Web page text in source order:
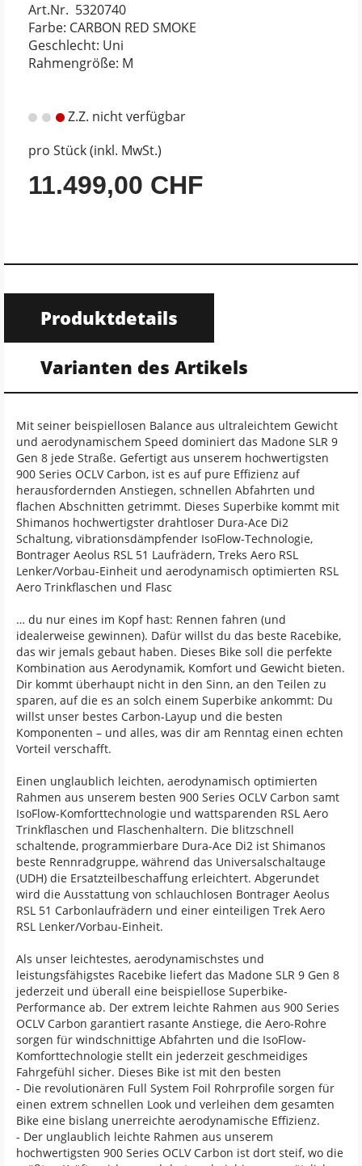
Art.Nr. 5320740
Farbe: CARBON RED SMOKE
Geschlecht: Uni
Rahmengröße: M
Z.Z. nicht verfügbar
pro Stück (inkl. MwSt.)
11.499,00 CHF
Produktdetails
Varianten des Artikels
Mit seiner beispiellosen Balance aus ultraleichtem Gewicht
und aerodynamischem Speed dominiert das Madone SLR 9
Gen 8 jede Straße. Gefertigt aus unserem hochwertigsten
900 Series OCLV Carbon, ist es auf pure Effizienz auf
herausfordernden Anstiegen, schnellen Abfahrten und
flachen Abschnitten getrimmt. Dieses Superbike kommt mit
Shimanos hochwertigster drahtloser Dura-Ace Di2
Schaltung, vibrationsdämpfender IsoFlow-Technologie,
Bontrager Aeolus RSL 51 Laufrädern, Treks Aero RSL
Lenker/Vorbau-Einheit und aerodynamisch optimierten RSL
Aero Trinkflaschen und Flasc
… du nur eines im Kopf hast: Rennen fahren (und
idealerweise gewinnen). Dafür willst du das beste Racebike,
das wir jemals gebaut haben. Dieses Bike soll die perfekte
Kombination aus Aerodynamik, Komfort und Gewicht bieten.
Dir kommt überhaupt nicht in den Sinn, an den Teilen zu
sparen, auf die es an solch einem Superbike ankommt: Du
willst unser bestes Carbon-Layup und die besten
Komponenten – und alles, was dir am Renntag einen echten
Vorteil verschafft.
Einen unglaublich leichten, aerodynamisch optimierten
Rahmen aus unserem besten 900 Series OCLV Carbon samt
IsoFlow-Komforttechnologie und wattsparenden RSL Aero
Trinkflaschen und Flaschenhaltern. Die blitzschnell
schaltende, programmierbare Dura-Ace Di2 ist Shimanos
beste Rennradgruppe, während das Universalschaltauge
(UDH) die Ersatzteilbeschaffung erleichtert. Abgerundet
wird die Ausstattung von schlauchlosen Bontrager Aeolus
RSL 51 Carbonlaufrädern und einer einteiligen Trek Aero
RSL Lenker/Vorbau-Einheit.
Als unser leichtestes, aerodynamischstes und
leistungsfähigstes Racebike liefert das Madone SLR 9 Gen 8
jederzeit und überall eine beispiellose Superbike-
Performance ab. Der extrem leichte Rahmen aus 900 Series
OCLV Carbon garantiert rasante Anstiege, die Aero-Rohre
sorgen für windschnittige Abfahrten und die IsoFlow-
Komforttechnologie stellt ein jederzeit geschmeidiges
Fahrgefühl sicher. Dieses Bike ist mit den besten
- Die revolutionären Full System Foil Rohrprofile sorgen für
einen extrem schnellen Look und verleihen dem gesamten
Bike eine bislang unerreichte aerodynamische Effizienz.
- Der unglaublich leichte Rahmen aus unserem
hochwertigsten 900 Series OCLV Carbon ist dort steif, wo die